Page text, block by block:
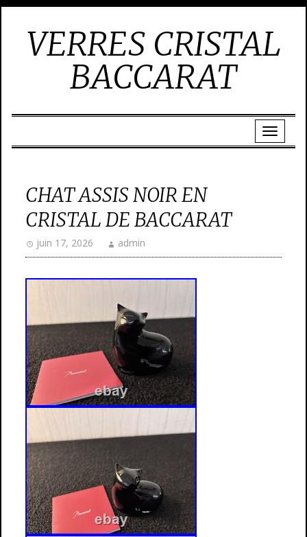
VERRES CRISTAL
BACCARAT
CHAT ASSIS NOIR EN
CRISTAL DE BACCARAT
juin 17, 2026 admin